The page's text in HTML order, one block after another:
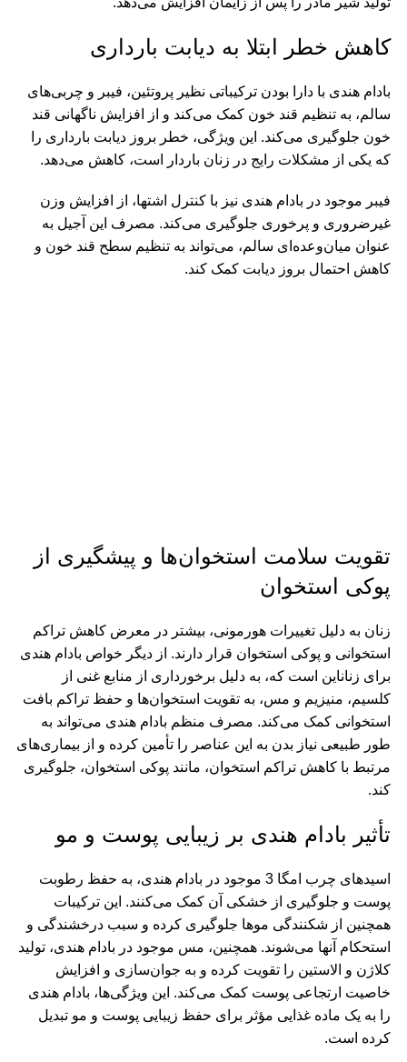
کاهش خطر ابتلا به دیابت بارداری
بادام هندی با دارا بودن ترکیباتی نظیر پروتئین، فیبر و چربی‌های
سالم، به تنظیم قند خون کمک می‌کند و از افزایش ناگهانی قند
خون جلوگیری می‌کند. این ویژگی، خطر بروز دیابت بارداری را
که یکی از مشکلات رایج در زنان باردار است، کاهش می‌دهد.
فیبر موجود در بادام هندی نیز با کنترل اشتها، از افزایش وزن
غیرضروری و پرخوری جلوگیری می‌کند. مصرف این آجیل به
‌عنوان میان‌وعده‌ای سالم، می‌تواند به تنظیم سطح قند خون و
کاهش احتمال بروز دیابت کمک کند.
تقویت سلامت استخوان‌ها و پیشگیری از
پوکی استخوان
زنان به ‌دلیل تغییرات هورمونی، بیشتر در معرض کاهش تراکم
استخوانی و پوکی استخوان قرار دارند. از دیگر خواص بادام هندی
برای زناناین است که، به دلیل برخورداری از منابع غنی از
کلسیم، منیزیم و مس، به تقویت استخوان‌ها و حفظ تراکم بافت
استخوانی کمک می‌کند. مصرف منظم بادام هندی می‌تواند به‌
طور طبیعی نیاز بدن به این عناصر را تأمین کرده و از بیماری‌های
مرتبط با کاهش تراکم استخوان، مانند پوکی استخوان، جلوگیری
کند.
تأثیر بادام هندی بر زیبایی پوست و مو
اسیدهای چرب امگا 3 موجود در بادام هندی، به حفظ رطوبت
پوست و جلوگیری از خشکی آن کمک می‌کنند. این ترکیبات
همچنین از شکنندگی موها جلوگیری کرده و سبب درخشندگی و
استحکام آنها می‌شوند. همچنین، مس موجود در بادام هندی، تولید
کلاژن و الاستین را تقویت کرده و به جوان‌سازی و افزایش
خاصیت ارتجاعی پوست کمک می‌کند. این ویژگی‌ها، بادام هندی
را به یک ماده غذایی مؤثر برای حفظ زیبایی پوست و مو تبدیل
کرده است.